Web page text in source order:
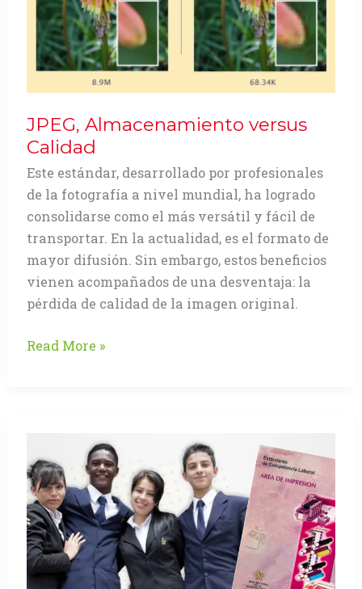
JPEG, Almacenamiento versus
Calidad
Este estándar, desarrollado por profesionales
de la fotografía a nivel mundial, ha logrado
consolidarse como el más versátil y fácil de
transportar. En la actualidad, es el formato de
mayor difusión. Sin embargo, estos beneficios
vienen acompañados de una desventaja: la
pérdida de calidad de la imagen original.
JPEG,
Read More »